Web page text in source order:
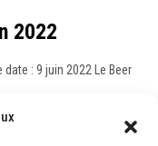
2022
: 9 juin 2022 Le Beer